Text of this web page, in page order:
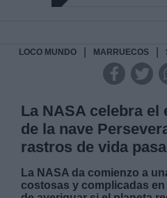
LOCO MUNDO MARRUECOS
La NASA celebra
de la nave
rastros de vida
La NASA da comienzo a
costosas y complicadas
Legitimación:
Destinatarios: